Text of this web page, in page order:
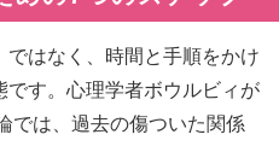
はなく、時間と手順をかけ
す。心理学者ボウルビィが
では、過去の傷ついた関係